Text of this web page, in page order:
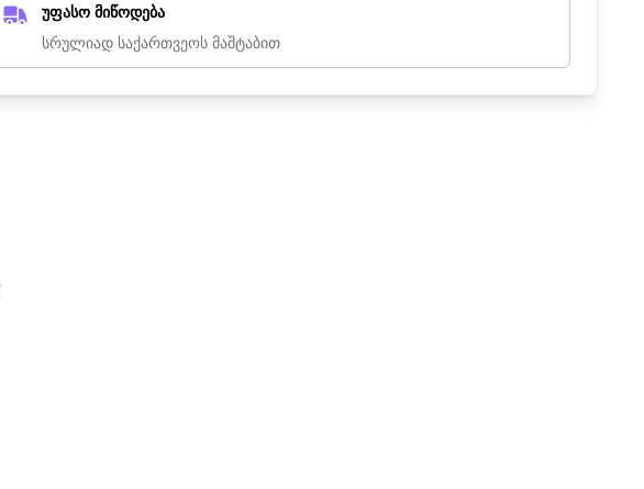
უფასო მიწოდება
სრულიად საქართვეოს მაშტაბით